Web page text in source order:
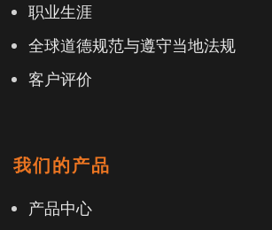
职业生涯
全球道德规范与遵守当地法规
客户评价
我们的产品
产品中心